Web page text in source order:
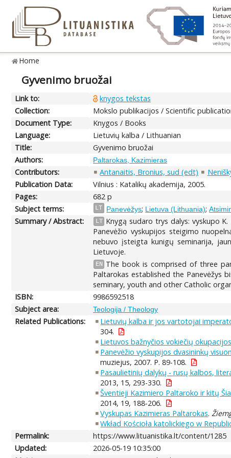
Home
Gyvenimo bruožai
Link to:
knygos tekstas
Collection:
Mokslo publikacijos / Scientific
Document Type:
Knygos / Books
Language:
Lietuvių kalba / Lithuanian
Title:
Gyvenimo bruožai
Authors:
Paltarokas, Kazimieras
Contributors: Antanaitis, Bronius, sud (edt)
Publication Data:
Vilnius : Katalikų akademija, 2005.
Pages:
682 p
Subject terms:
LT Panevėžys; Lietuva (Lithuania);
Summary / Abstract: LT Knygą sudaro trys dalys: vyskupo
Panevėžio vyskupijos steigimo
nebuvo įsteigta kunigų seminarija,
Lietuvoje.
EN
The book is comprised of three
Paltarokas established the Panevėžys
seminary, youth and other Catholic
ISBN:
9986592518
Subject area:
Teologija / Theology
Related Publications: Lietuvių kalba ir jos vartotojai
304.
Lietuvos bažnyčios vokiečių
Panevėžio vyskupijos dvasininkų
muziejus, 2007. P. 89-108.
Pasaulietinių dalykų - rusų kalbos,
2013, 15, 293-330.
Šventieji Kazimiero Paltaroko ir kitų
2014, 19, 188-206.
Vyskupas Kazimieras Paltarokas.
Wkład Kościoła katolickiego w
Permalink:
https://www.lituanistika.lt/content/1285
Updated:
2026-05-19 10:35:00